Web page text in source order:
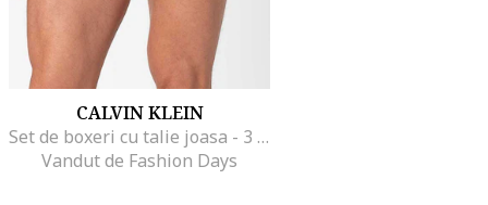
CALVIN KLEIN
Set de boxeri cu talie joasa - 3 perechi, Negru/Albastru royal/Bleumarin
Vandut de Fashion Days